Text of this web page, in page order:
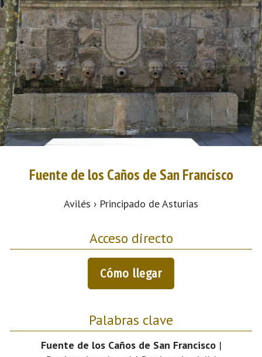
Fuente de los Caños de San Francisco
Avilés › Principado de Asturias
Acceso directo
Cómo llegar
Palabras clave
Fuente de los Caños de San Francisco|